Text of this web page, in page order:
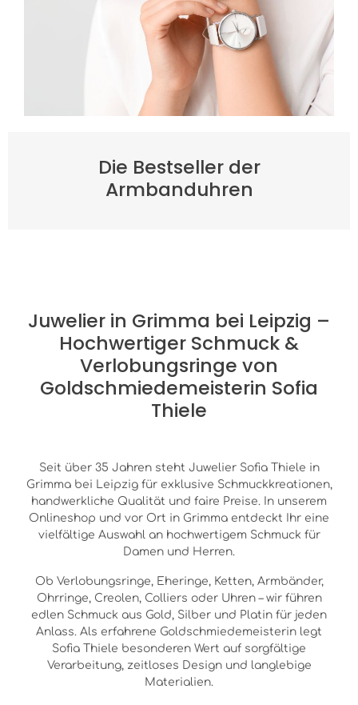
Die Bestseller der
Armbanduhren
Juwelier in Grimma bei Leipzig –
Hochwertiger Schmuck &
Verlobungsringe von
Goldschmiedemeisterin Sofia
Thiele
Seit über 35 Jahren steht Juwelier Sofia Thiele in
Grimma bei Leipzig für exklusive Schmuckkreationen,
handwerkliche Qualität und faire Preise. In unserem
Onlineshop und vor Ort in Grimma entdeckt Ihr eine
vielfältige Auswahl an hochwertigem Schmuck für
Damen und Herren.
Ob Verlobungsringe, Eheringe, Ketten, Armbänder,
Ohrringe, Creolen, Colliers oder Uhren – wir führen
edlen Schmuck aus Gold, Silber und Platin für jeden
Anlass. Als erfahrene Goldschmiedemeisterin legt
Sofia Thiele besonderen Wert auf sorgfältige
Verarbeitung, zeitloses Design und langlebige
Materialien.